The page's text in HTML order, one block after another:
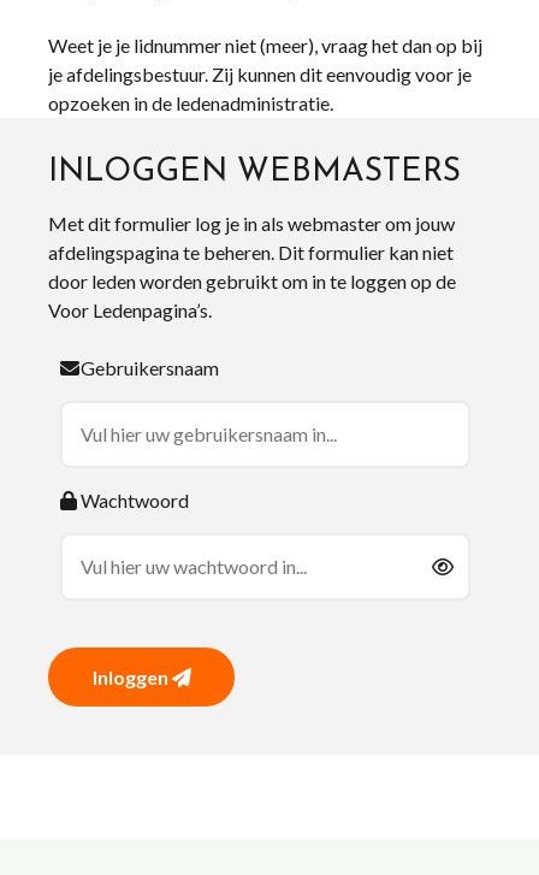
Weet je je lidnummer niet (meer), vraag het dan op bij
je afdelingsbestuur. Zij kunnen dit eenvoudig voor je
opzoeken in de ledenadministratie.
INLOGGEN WEBMASTERS
Met dit formulier log je in als webmaster om jouw
afdelingspagina te beheren. Dit formulier kan niet
door leden worden gebruikt om in te loggen op de
Voor Ledenpagina’s.
Gebruikersnaam
Wachtwoord
Inloggen